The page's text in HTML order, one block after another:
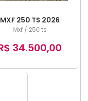
MXF 250 TS 2026
Mxf / 250 ts
34.500,00